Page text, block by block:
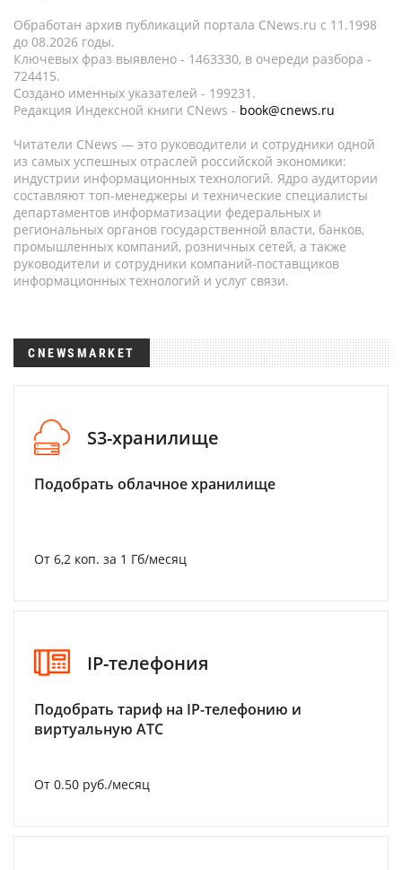
Обработан архив публикаций портала CNews.ru c 11.1998
до 08.2026 годы.
Ключевых фраз выявлено - 1463330, в очереди разбора -
724415.
Создано именных указателей - 199231.
Редакция Индексной книги CNews - book@cnews.ru
Читатели CNews — это руководители и сотрудники одной
из самых успешных отраслей российской экономики:
индустрии информационных технологий. Ядро аудитории
составляют топ-менеджеры и технические специалисты
департаментов информатизации федеральных и
региональных органов государственной власти, банков,
промышленных компаний, розничных сетей, а также
руководители и сотрудники компаний-поставщиков
информационных технологий и услуг связи.
CNEWSMARKET
S3-хранилище
Подобрать облачное хранилище
От 6,2 коп. за 1 Гб/месяц
IP-телефония
Подобрать тариф на IP-телефонию и
виртуальную АТС
От 0.50 руб./месяц